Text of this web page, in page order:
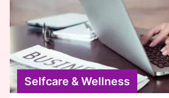
Selfcare & Wellness